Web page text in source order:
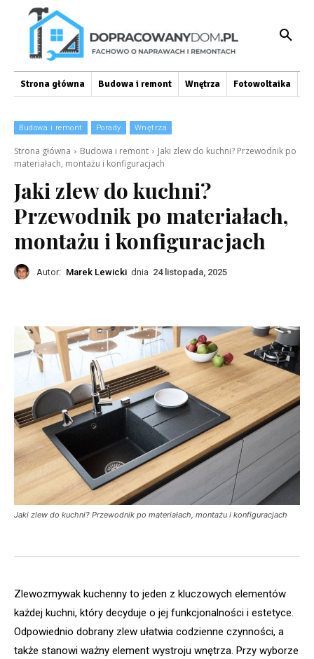
Strona główna Budowa i remont Wnętrza Fotowoltaika
Budowa i remont Porady Wnętrza
Strona główna Budowa i remont
Jaki zlew do kuchni? Przewodnik po
materiałach, montażu i konfiguracjach
Jaki zlew do kuchni?
Przewodnik po materiałach,
montażu i konfiguracjach
Autor: Marek Lewicki dnia 24 listopada, 2025
Jaki zlew do kuchni? Przewodnik po materiałach, montażu i konfiguracjach
Zlewozmywak kuchenny to jeden z kluczowych elementów
każdej kuchni, który decyduje o jej funkcjonalności i estetyce.
Odpowiednio dobrany zlew ułatwia codzienne czynności, a
także stanowi ważny element wystroju wnętrza. Przy wyborze